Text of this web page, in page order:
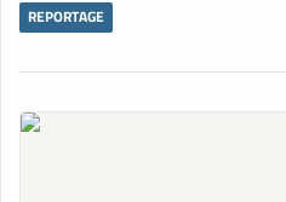
REPORTAGE